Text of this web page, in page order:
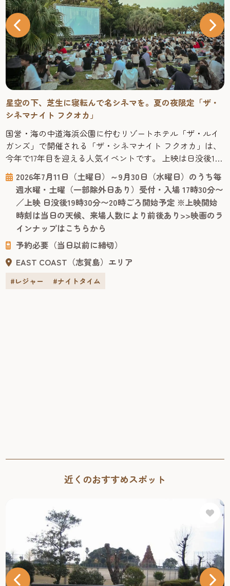
星空の下、芝生に寝転んで名シネマを。夏の夜限定「ザ・
シネマナイト フクオカ」
国営・海の中道海浜公園に佇むリゾートホテル「ザ・ルイ
ガンズ」で開催される「ザ・シネマナイト フクオカ」は、
今年で17年目を迎える人気イベントです。 上映は日没後19
時30分〜20時ごろスタートするので、日中の観光を終えた
あとも楽しめます。ジャンルはハリウッド映画からお子様
が楽しめる映画まで幅広く、字幕・吹替の両方が楽しめる
回もあり、旅行者でも気軽に立ち寄れます。上映作品のラ
インナップは、ルイ...
2026年7月11日（土曜日）～9月30日（水曜日）のうち毎
週水曜・土曜（一部除外日あり）受付・入場 17時30分〜
／上映 日没後19時30分〜20時ごろ開始予定 ※上映開始
時刻は当日の天候、来場人数により前後あり>>映画のラ
インナップはこちらから
予約必要（当日以前に締切）
EAST COAST（志賀島）エリア
#レジャー #ナイトタイム
近くのおすすめスポット